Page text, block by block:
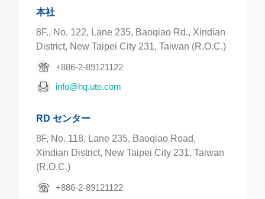
本社
8F., No. 122, Lane 235, Baoqiao Rd., Xindian
District, New Taipei City 231, Taiwan (R.O.C.)
+886-2-89121122
info@hq.ute.com
RD センター
8F, No. 118, Lane 235, Baoqiao Road,
Xindian District, New Taipei City 231, Taiwan
(R.O.C.)
+886-2-89121122